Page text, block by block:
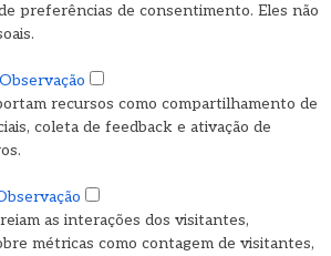
preferências de consentimento. Eles não
Observação
recursos como compartilhamento de
coleta de feedback e ativação de
as interações dos visitantes,
métricas como contagem de visitantes,